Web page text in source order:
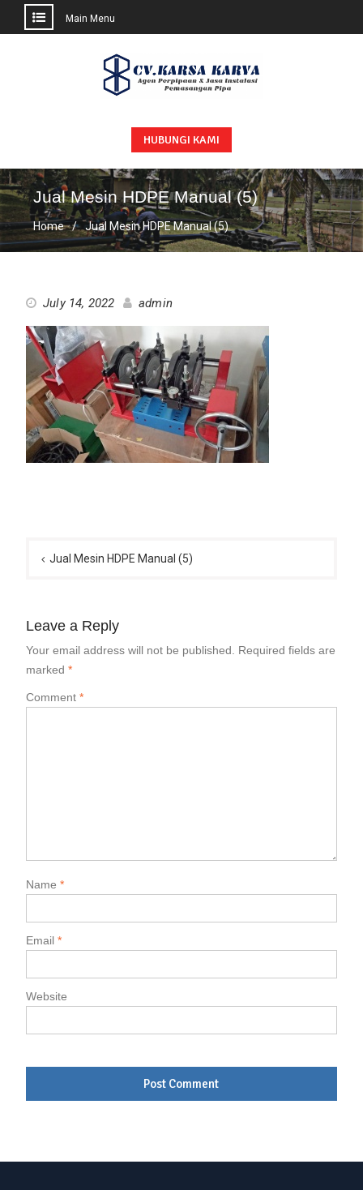
Main Menu
HUBUNGI KAMI
Jual Mesin HDPE Manual (5)
Home Jual Mesin HDPE Manual (5)
July 14, 2022 admin
navigation
Jual Mesin HDPE Manual (5)
Leave a Reply
Your email address will not be published.
Required fields are
marked *
Comment *
Name *
Email *
Website